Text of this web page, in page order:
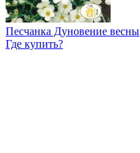
Песчанка Дуновение весны
Где купить?